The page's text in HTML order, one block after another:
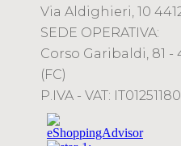
Via Aldighieri, 10
SEDE OPERATIVA:
Corso Garibaldi, 81 -
(FC)
P.IVA - VAT: